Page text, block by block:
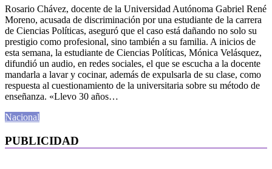
Rosario Chávez, docente de la Universidad Autónoma Gabriel René
Moreno, acusada de discriminación por una estudiante de la carrera
de Ciencias Políticas, aseguró que el caso está dañando no solo su
prestigio como profesional, sino también a su familia. A inicios de
esta semana, la estudiante de Ciencias Políticas, Mónica Velásquez,
difundió un audio, en redes sociales, el que se escucha a la docente
mandarla a lavar y cocinar, además de expulsarla de su clase, como
respuesta al cuestionamiento de la universitaria sobre su método de
enseñanza. «Llevo 30 años…
Nacional
PUBLICIDAD